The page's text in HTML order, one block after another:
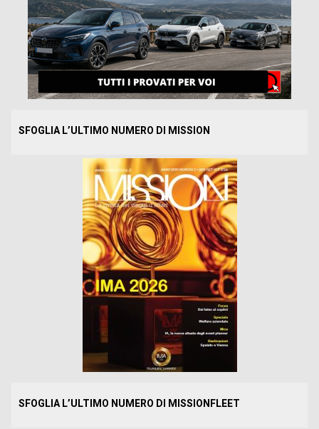
SFOGLIA L’ULTIMO NUMERO DI MISSION
SFOGLIA L’ULTIMO NUMERO DI MISSIONFLEET